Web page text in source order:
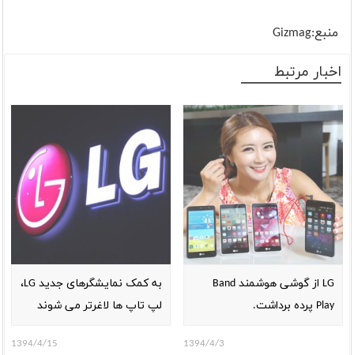
منبع:Gizmag
اخبار مرتبط
LG از گوشی هوشمند Band
Play پرده برداشت.
1394/4/3
به کمک نمایشگرهای جدید LG،
لپ تاپ ها لاغرتر می شوند
1394/4/15